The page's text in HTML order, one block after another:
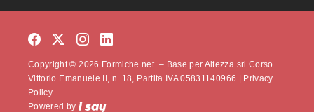
Copyright © 2026 Formiche.net. – Base per Altezza srl Corso
Vittorio Emanuele II, n. 18, Partita IVA 05831140966 |
Privacy
Policy.
Powered by